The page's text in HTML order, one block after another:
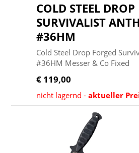
COLD STEEL DROP
SURVIVALIST
#36HM
Cold Steel Drop Forged
#36HM Messer & Co Fixed
€ 119,00
nicht lagernd -aktueller